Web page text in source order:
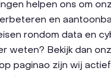
helpen ons om
en
rondom data en
weten? Bekijk dan
paginao zijn wij